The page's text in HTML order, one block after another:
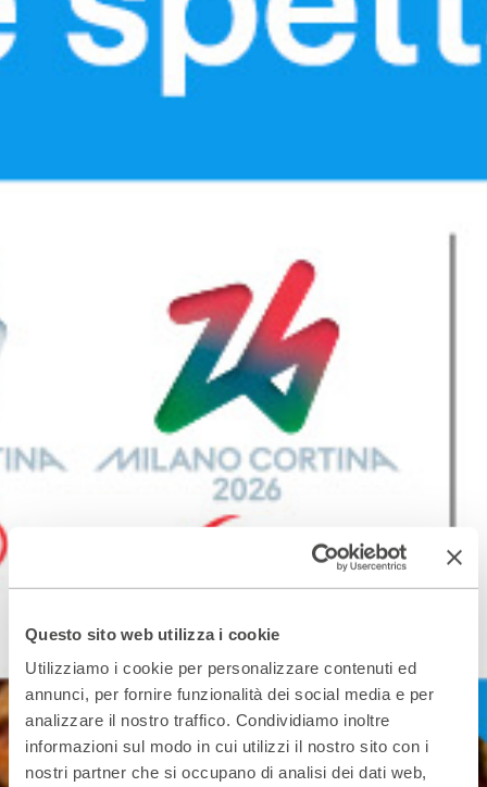
Questo sito web utilizza i cookie
Utilizziamo i cookie per personalizzare contenuti ed
annunci, per fornire funzionalità dei social media e per
analizzare il nostro traffico. Condividiamo inoltre
informazioni sul modo in cui utilizzi il nostro sito con i
nostri partner che si occupano di analisi dei dati web,